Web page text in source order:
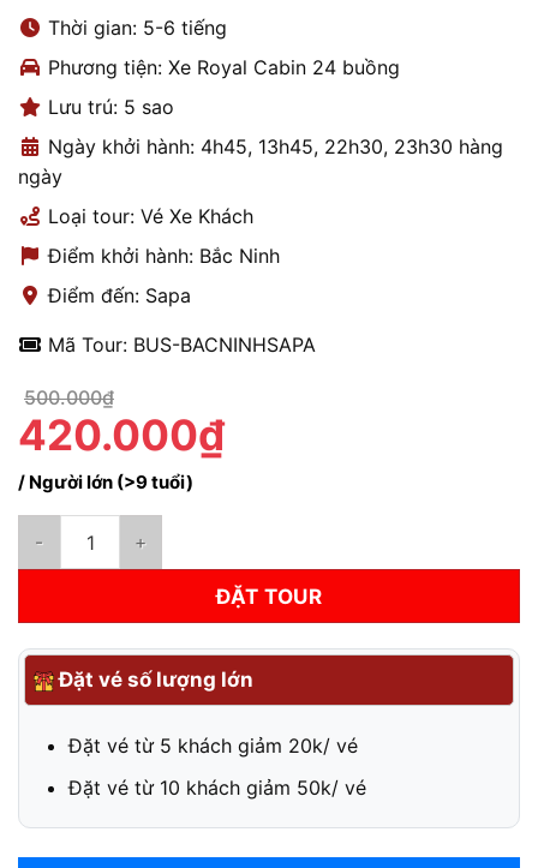
Thời gian: 5-6 tiếng
Phương tiện: Xe Royal Cabin 24 buồng
Lưu trú: 5 sao
Ngày khởi hành: 4h45, 13h45, 22h30, 23h30 hàng
ngày
Loại tour: Vé Xe Khách
Điểm khởi hành: Bắc Ninh
Điểm đến: Sapa
Mã Tour: BUS-BACNINHSAPA
500.000₫
420.000₫
/ Người lớn (>9 tuổi)
ĐẶT TOUR
Đặt vé số lượng lớn
Đặt vé từ 5 khách giảm 20k/ vé
Đặt vé từ 10 khách giảm 50k/ vé